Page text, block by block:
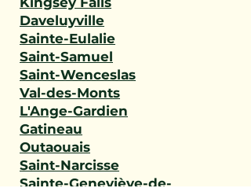
Daveluyville
Sainte-Eulalie
Saint-Samuel
Saint-Wenceslas
Val-des-Monts
L'Ange-Gardien
Gatineau
Outaouais
Saint-Narcisse
Sainte-Geneviève-de-